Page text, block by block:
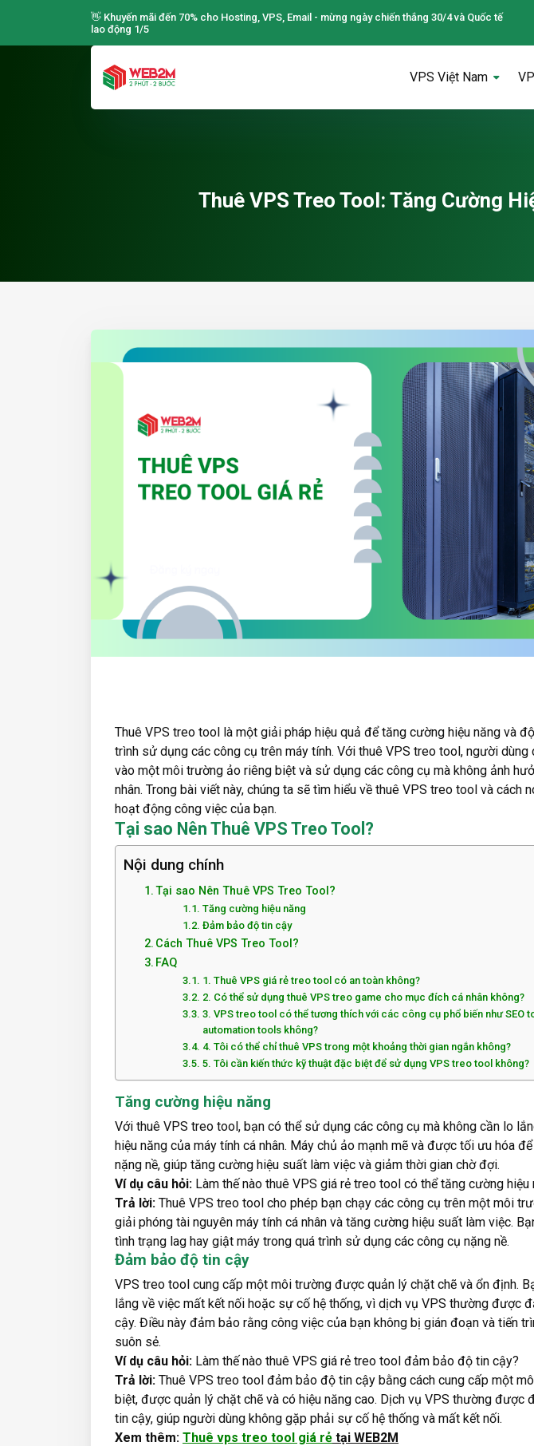
👋 Khuyến mãi đến 70% cho Hosting, VPS, Email - mừng ngày chiến thắng 30/4 và Quốc tế
lao động 1/5
VPS Việt Nam
Thuê VPS Treo Tool: Tăng Cường
Thuê VPS treo tool là một giải pháp hiệu quả để tăng cường hiệu năng và
trình sử dụng các công cụ trên máy tính. Với thuê VPS treo tool, người dùng
vào một môi trường ảo riêng biệt và sử dụng các công cụ mà không ảnh
nhân. Trong bài viết này, chúng ta sẽ tìm hiểu về thuê VPS treo tool và cách
hoạt động công việc của bạn.
Tại sao Nên Thuê VPS Treo Tool?
Nội dung chính
Tại sao Nên Thuê VPS Treo Tool?
Tăng cường hiệu năng
Đảm bảo độ tin cậy
Cách Thuê VPS Treo Tool?
FAQ
1. Thuê VPS giá rẻ treo tool có an toàn không?
2. Có thể sử dụng thuê VPS treo game cho mục đích cá nhân không?
3. VPS treo tool có thể tương thích với các công cụ phổ biến như SEO
automation tools không?
4. Tôi có thể chỉ thuê VPS trong một khoảng thời gian ngắn không?
5. Tôi cần kiến thức kỹ thuật đặc biệt để sử dụng VPS treo tool không?
Tăng cường hiệu năng
Với thuê VPS treo tool, bạn có thể sử dụng các công cụ mà không cần lo
hiệu năng của máy tính cá nhân. Máy chủ ảo mạnh mẽ và được tối ưu hóa
nặng nề, giúp tăng cường hiệu suất làm việc và giảm thời gian chờ đợi.
Ví dụ câu hỏi: Làm thế nào thuê VPS giá rẻ treo tool có thể tăng cường hiệu
Trả lời: Thuê VPS treo tool cho phép bạn chạy các công cụ trên một môi
giải phóng tài nguyên máy tính cá nhân và tăng cường hiệu suất làm việc.
tình trạng lag hay giật máy trong quá trình sử dụng các công cụ nặng nề.
Đảm bảo độ tin cậy
VPS treo tool cung cấp một môi trường được quản lý chặt chẽ và ổn định.
lắng về việc mất kết nối hoặc sự cố hệ thống, vì dịch vụ VPS thường được
cậy. Điều này đảm bảo rằng công việc của bạn không bị gián đoạn và tiến
suôn sẻ.
Ví dụ câu hỏi: Làm thế nào thuê VPS giá rẻ treo tool đảm bảo độ tin cậy?
Trả lời: Thuê VPS treo tool đảm bảo độ tin cậy bằng cách cung cấp một
biệt, được quản lý chặt chẽ và có hiệu năng cao. Dịch vụ VPS thường được
tin cậy, giúp người dùng không gặp phải sự cố hệ thống và mất kết nối.
Xem thêm: Thuê vps treo tool giá rẻ tại WEB2M